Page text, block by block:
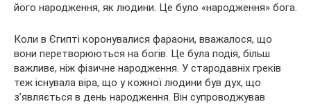
його народження, як людини. Це було «народження» бога.
Коли в Єгипті коронувалися фараони, вважалося, що
вони перетворюються на богів. Це була подія, більш
важливе, ніж фізичне народження. У стародавніх греків
теж існувала віра, що у кожної людини був дух, що
з’являється в день народження. Він супроводжував